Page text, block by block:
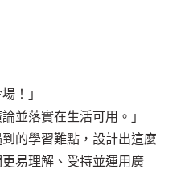
！」
並落實在生活可用。」
到的學習難點，設計出這麼
易理解、受持並運用廣